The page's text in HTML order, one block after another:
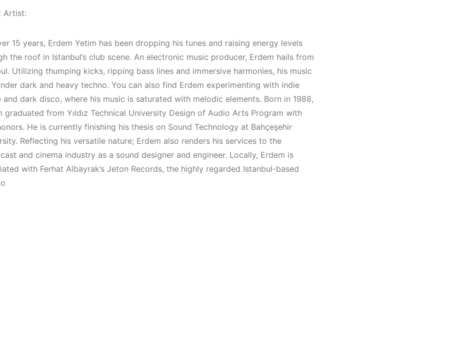
Elektronik Müzik
Mekanları ve
Etkinlikleri 2023
(Downtempo,
House, Techno)
HEMEN İNCELE
İzmir ‘in Yeni
Elektronik Müzik
Mekanı : CAVE
HEMEN İNCELE
Artist:
15 years, Erdem Yetim has been dropping his tunes and raising energy levels
the roof in Istanbul’s club scene. An electronic music producer, Erdem hails from
Utilizing thumping kicks, ripping bass lines and immersive harmonies, his music
dark and heavy techno. You can also find Erdem experimenting with indie
and dark disco, where his music is saturated with melodic elements. Born in 1988,
graduated from Yıldız Technical University Design of Audio Arts Program with
He is currently finishing his thesis on Sound Technology at Bahçeşehir
Reflecting his versatile nature; Erdem also renders his services to the
and cinema industry as a sound designer and engineer. Locally, Erdem is
with Ferhat Albayrak’s Jeton Records, the highly regarded Istanbul-based